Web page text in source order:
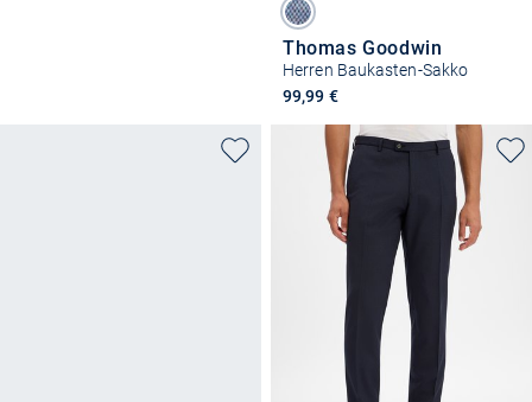
Thomas Goodwin
Herren Baukasten-Sakko
99,99 €